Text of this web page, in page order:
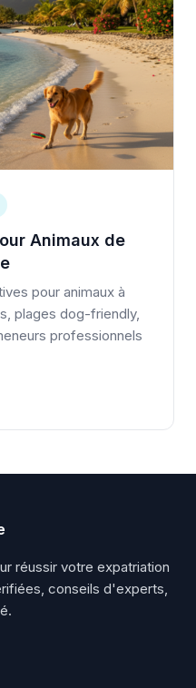
Animaux de
pour animaux à
plages dog-friendly,
professionnels
réussir votre expatriation
conseils d'experts,